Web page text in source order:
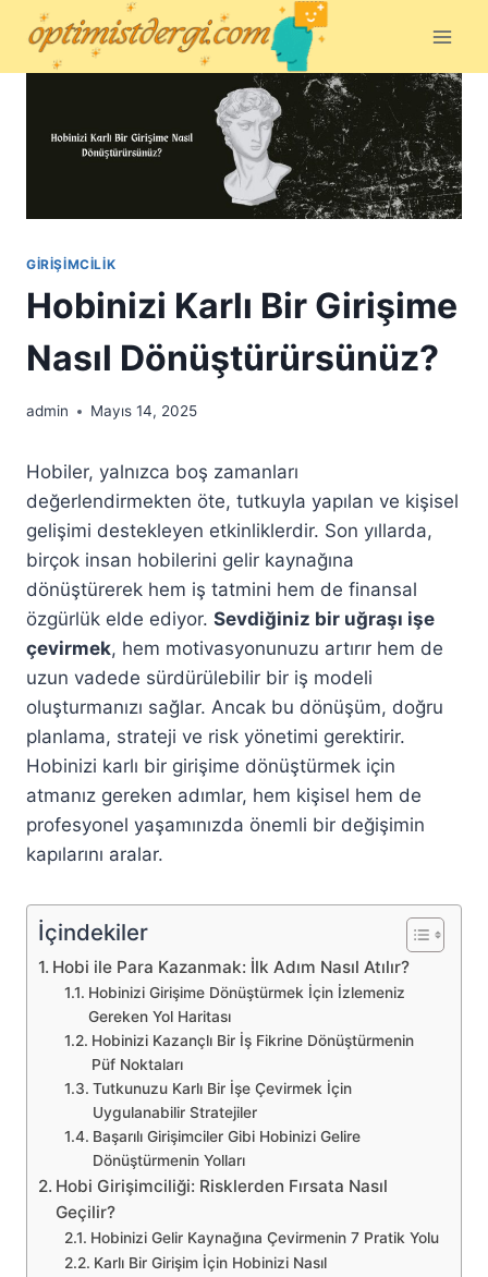
content
GIRIŞIMCILIK
Hobinizi Karlı Bir Girişime
Nasıl Dönüştürürsünüz?
admin Mayıs 14, 2025
Hobiler, yalnızca boş zamanları
değerlendirmekten öte, tutkuyla yapılan ve kişisel
gelişimi destekleyen etkinliklerdir. Son yıllarda,
birçok insan hobilerini gelir kaynağına
dönüştürerek hem iş tatmini hem de finansal
özgürlük elde ediyor. Sevdiğiniz bir uğraşı işe
çevirmek, hem motivasyonunuzu artırır hem de
uzun vadede sürdürülebilir bir iş modeli
oluşturmanızı sağlar. Ancak bu dönüşüm, doğru
planlama, strateji ve risk yönetimi gerektirir.
Hobinizi karlı bir girişime dönüştürmek için
atmanız gereken adımlar, hem kişisel hem de
profesyonel yaşamınızda önemli bir değişimin
kapılarını aralar.
İçindekiler
Hobi ile Para Kazanmak: İlk Adım Nasıl Atılır?
Hobinizi Girişime Dönüştürmek İçin İzlemeniz
Gereken Yol Haritası
Hobinizi Kazançlı Bir İş Fikrine Dönüştürmenin
Püf Noktaları
Tutkunuzu Karlı Bir İşe Çevirmek İçin
Uygulanabilir Stratejiler
Başarılı Girişimciler Gibi Hobinizi Gelire
Dönüştürmenin Yolları
Hobi Girişimciliği: Risklerden Fırsata Nasıl
Geçilir?
Hobinizi Gelir Kaynağına Çevirmenin 7 Pratik Yolu
Karlı Bir Girişim İçin Hobinizi Nasıl